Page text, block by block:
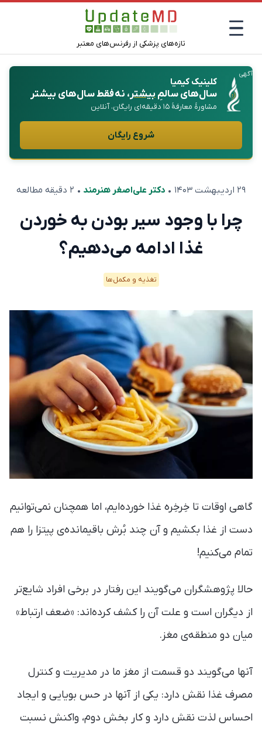
تازه‌های پزشکی از رفرنس‌های معتبر
آگهی
کلینیک کیمیا
سال‌های سالمِبیشتر، نه فقط سال‌های بیشتر
مشاورهٔ معارفهٔ ۱۵ دقیقه‌ای رایگان، آنلاین
شروع رایگان
۲۹ اردیبهشت ۱۴۰۳ • دکتر علی‌اصغر هنرمند • ۲ دقیقه مطالعه
چرا با وجود سیر بودن به خوردن
غذا ادامه می‌دهیم؟
تغذیه و مکمل‌ها
گاهی اوقات تا خِرخِره غذا خورده‌ایم، اما همچنان نمی‌توانیم
دست از غذا بکشیم و آن چند بُرش باقیمانده‌ی پیتزا را هم
تمام می‌کنیم!
حالا پژوهشگران می‌گویند این رفتار در برخی افراد شایع‌تر
از دیگران است و علت آن را کشف کرده‌اند: «ضعف ارتباط»
میان دو منطقه‌ی مغز.
آنها می‌گویند دو قسمت از مغز ما در مدیریت و کنترل
مصرف غذا نقش دارد: یکی از آنها در حس بویایی و ایجاد
احساس لذت نقش دارد و کار بخش دوم، واکنش نسبت